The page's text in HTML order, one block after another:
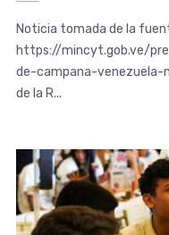
Noticia tomada de la
https://mincyt.gob.ve/
de-campana-
de la R...